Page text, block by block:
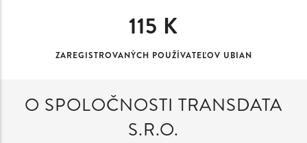
115 K
ZAREGISTROVANÝCH POUŽÍVATEĽOV UBIAN
O SPOLOČNOSTI TRANSDATA
S.R.O.